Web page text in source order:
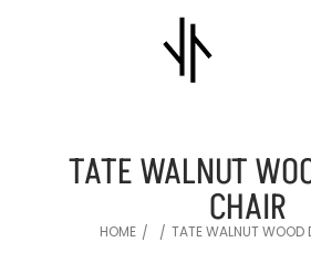
TATE WALNUT
CHAIR
HOME / / TATE WALNUT WOOD